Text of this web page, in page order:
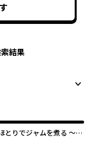
結果
とりでジャムを煮る ～異